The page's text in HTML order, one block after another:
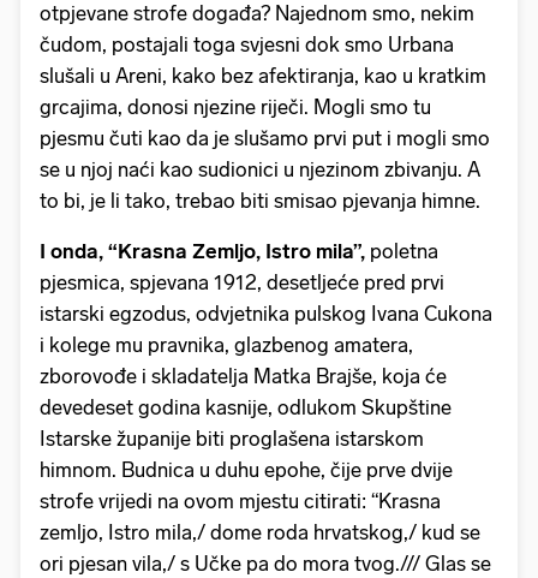
otpjevane strofe događa? Najednom smo, nekim
čudom, postajali toga svjesni dok smo Urbana
slušali u Areni, kako bez afektiranja, kao u kratkim
grcajima, donosi njezine riječi. Mogli smo tu
pjesmu čuti kao da je slušamo prvi put i mogli smo
se u njoj naći kao sudionici u njezinom zbivanju. A
to bi, je li tako, trebao biti smisao pjevanja himne.
I onda, “Krasna Zemljo, Istro mila”, poletna
pjesmica, spjevana 1912, desetljeće pred prvi
istarski egzodus, odvjetnika pulskog Ivana Cukona
i kolege mu pravnika, glazbenog amatera,
zborovođe i skladatelja Matka Brajše, koja će
devedeset godina kasnije, odlukom Skupštine
Istarske županije biti proglašena istarskom
himnom. Budnica u duhu epohe, čije prve dvije
strofe vrijedi na ovom mjestu citirati: “Krasna
zemljo, Istro mila,/ dome roda hrvatskog,/ kud se
ori pjesan vila,/ s Učke pa do mora tvog./// Glas se